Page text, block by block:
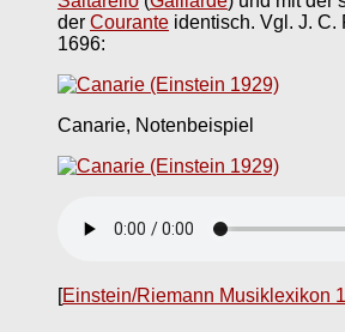
der Courante identisch. Vgl. J. C.
1696:
Canarie, Notenbeispiel
[Einstein/Riemann Musiklexikon